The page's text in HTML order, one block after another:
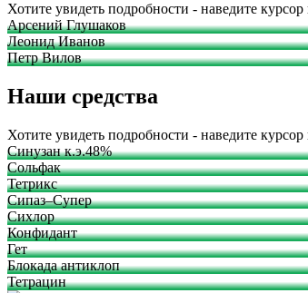
Хотите увидеть подробности - наведите
Арсений Глушаков
Леонид Иванов
Петр Вилов
Наши средства
Хотите увидеть подробности - наведите
Синузан к.э.48%
Сольфак
Тетрикс
Сипаз–Супер
Сихлор
Конфидант
Гет
Блокада антиклоп
Тетрацин